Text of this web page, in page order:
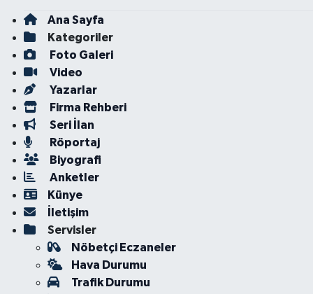
Ana Sayfa
Kategoriler
Foto Galeri
Video
Yazarlar
Firma Rehberi
Seri İlan
Röportaj
Biyografi
Anketler
Künye
İletişim
Servisler
Nöbetçi Eczaneler
Hava Durumu
Trafik Durumu